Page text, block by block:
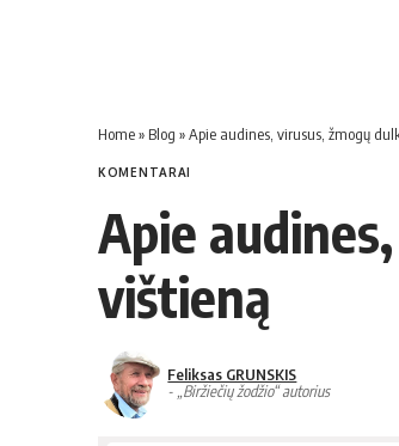
Home» Blog »Apie audines, virusus, žmogų
KOMENTARAI
Apie
vištieną
Feliksas GRUNSKIS
- „Biržiečių žodžio“ autorius